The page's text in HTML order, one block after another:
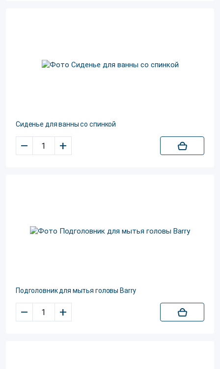
Сиденье для ванны со спинкой
– +
Подголовник для мытья головы Barry
– +